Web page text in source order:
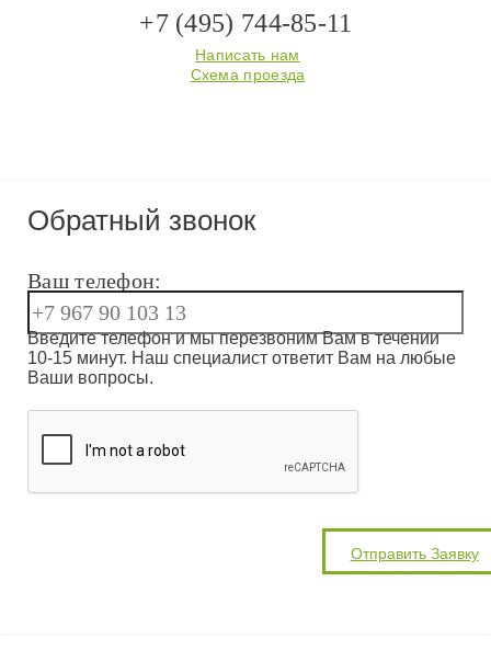
+7 (495) 744-85-11
Написать нам
Схема проезда
Обратный звонок
Ваш телефон:
Введите телефон и мы перезвоним Вам в течении
10-15 минут. Наш специалист ответит Вам на любые
Ваши вопросы.